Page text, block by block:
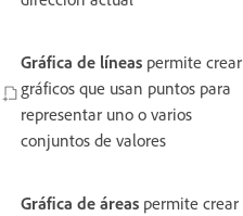
Gráfica de líneas permite crear
gráficos que usan puntos para
representar uno o varios
conjuntos de valores
Gráfica de áreas permite crear